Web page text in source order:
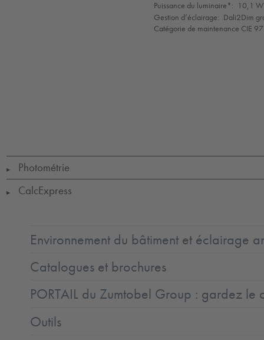
Puissance du luminaire*: 10,1 W
Gestion d’éclairage: Dali2Dim
Catégorie de maintenance CIE
▶ Photométrie
▶ CalcExpress
Environnement du bâtiment et éclairage
Catalogues et brochures
PORTAIL du Zumtobel Group : gardez le
Outils